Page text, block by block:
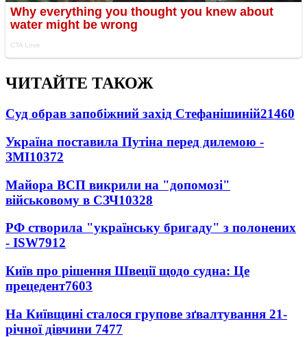
ЧИТАЙТЕ ТАКОЖ
Суд обрав запобіжний захід Стефанішиній21460
Україна поставила Путіна перед дилемою -
ЗМІ10372
Майора ВСП викрили на "допомозі"
військовому в СЗЧ10328
РФ створила "українську бригаду" з полонених
- ISW7912
Київ про рішення Швеції щодо судна: Це
прецедент7603
На Київщині сталося групове зґвалтування 21-
річної дівчини 7477